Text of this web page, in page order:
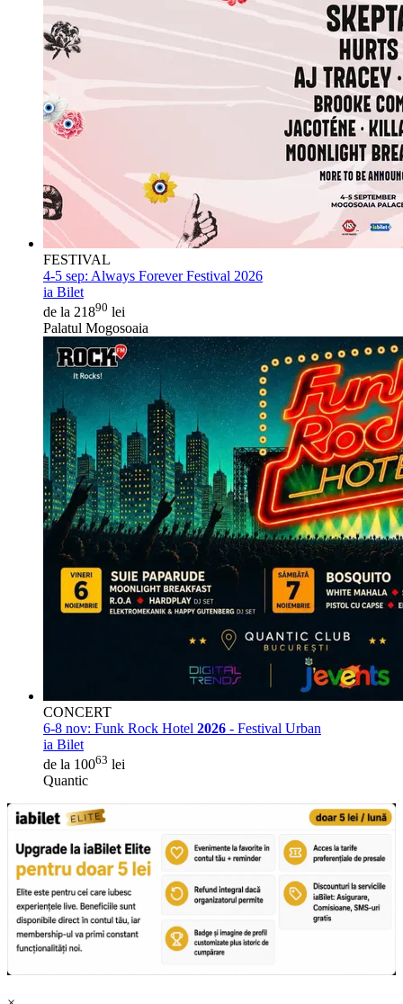
FESTIVAL
4-5 sep: Always Forever Festival 2026
ia Bilet
de la 21890 lei
Palatul Mogosoaia
CONCERT
6-8 nov: Funk Rock Hotel 2026 - Festival Urban
ia Bilet
de la 10063 lei
Quantic